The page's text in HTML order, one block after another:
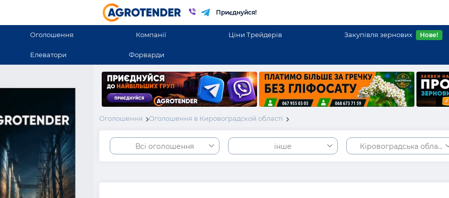
Приєднуйся!
Оголошення Компанії Ціни Трейдерів Закупівля зернових Нове!
Елеватори Форварди
Оголошення Оголошення в Кировоградской області
Всі оголошення інше Кіровоградська область